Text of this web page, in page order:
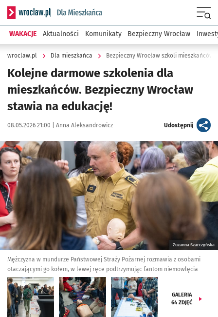
Serwis informacyjny wroclaw.pl podserwis: Dla mieszkańca
WAKACJE Aktualności Komunikaty Bezpieczny Wrocław
wroclaw.pl Dla mieszkańca Bezpieczny Wrocław szkoli
Kolejne darmowe szkolenia dla
mieszkańców. Bezpieczny Wrocław
stawia na edukację!
Data publikacji:
08.05.2026 21:00 | Autor:
Anna Aleksandrowicz Udostępnijartykuł
Kliknij, aby zobaczyć galerię
Kliknij, aby powiększyć
Zuzanna Szarczyńska
Mężczyzna w mundurze Państwowej Straży Pożarnej rozmawia z osobami
otaczającymi go kołem, w lewej ręce podtrzymując fantom niemowlęcia
GALERIA
64 ZDJĘĆ